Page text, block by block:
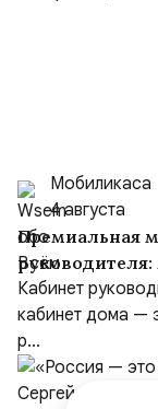
Мобиликаса
4 августа
Премиальная
и советы
Кабинет
кабинет дома —
р...